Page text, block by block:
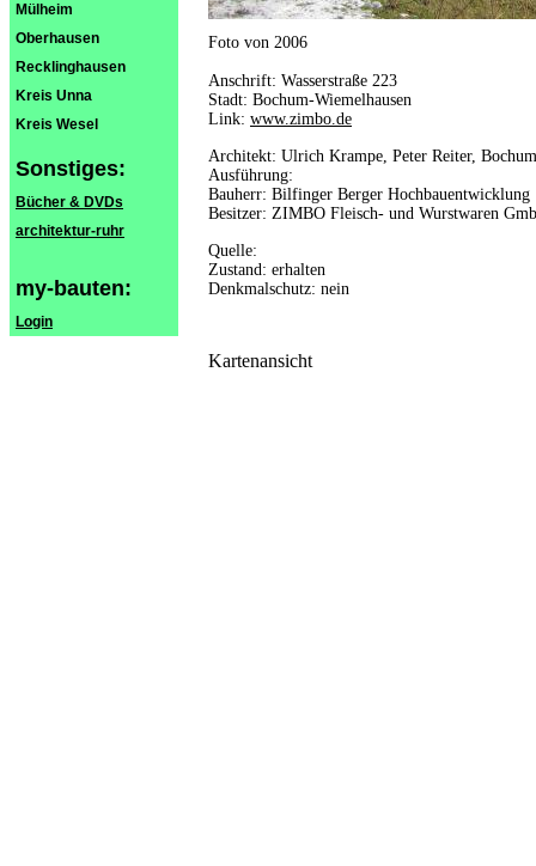
Mülheim
Oberhausen
Recklinghausen
Kreis Unna
Kreis Wesel
Sonstiges:
Bücher & DVDs
architektur-ruhr
my-bauten:
Login
Foto von 2006
Anschrift: Wasserstraße 223
Stadt: Bochum-Wiemelhausen
Link: www.zimbo.de
Architekt: Ulrich Krampe, Peter Reiter, Bochum
Ausführung:
Bauherr: Bilfinger Berger Hochbauentwicklung
Besitzer: ZIMBO Fleisch- und Wurstwaren
Quelle:
Zustand: erhalten
Denkmalschutz: nein
Kartenansicht